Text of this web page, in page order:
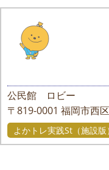
公民館 ロビー
〒819-0001 福岡市西
よかトレ実践St（施設版）